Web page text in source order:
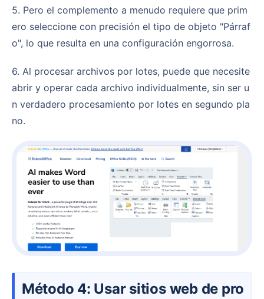
5. Pero el complemento a menudo requiere que prim
ero seleccione con precisión el tipo de objeto "Párraf
o", lo que resulta en una configuración engorrosa.
6. Al procesar archivos por lotes, puede que necesite
abrir y operar cada archivo individualmente, sin ser u
n verdadero procesamiento por lotes en segundo pla
no.
Método 4: Usar sitios web de pro